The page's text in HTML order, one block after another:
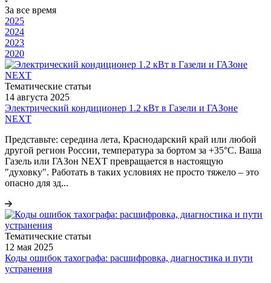
За все время
2025
2024
2023
2020
Тематические статьи
14 августа 2025
Электрический кондиционер 1.2 кВт в Газели и ГАЗоне
NEXT
Представьте: середина лета, Краснодарский край или любой
другой регион России, температура за бортом за +35°C. Ваша
Газель или ГАЗон NEXT превращается в настоящую
"духовку". Работать в таких условиях не просто тяжело – это
опасно для зд...
Тематические статьи
12 мая 2025
Коды ошибок тахографа: расшифровка, диагностика и пути
устранения